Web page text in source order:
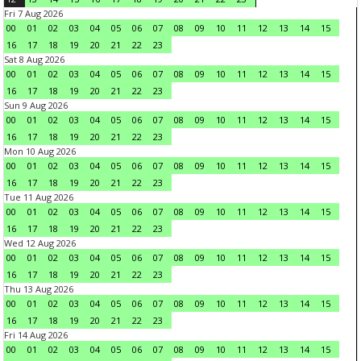
Fri 7 Aug 2026
00
01 02 03 04 05 06 07 08 09 10 11 12 13 14
15
16
17 18 19 20 21 22
23
Sat 8 Aug 2026
00
01 02 03 04 05 06 07 08 09 10 11 12 13 14
15
16
17 18 19 20 21 22
23
Sun 9 Aug 2026
00
01 02 03 04 05 06 07 08 09 10 11 12 13 14
15
16
17 18 19 20 21 22
23
Mon 10 Aug 2026
00
01 02 03 04 05 06 07 08 09 10 11 12 13 14
15
16
17 18 19 20 21 22
23
Tue 11 Aug 2026
00
01 02 03 04 05 06 07 08 09 10 11 12 13 14
15
16
17 18 19 20 21 22
23
Wed 12 Aug 2026
00
01 02 03 04 05 06 07 08 09 10 11 12 13 14
15
16
17 18 19 20 21 22
23
Thu 13 Aug 2026
00
01 02 03 04 05 06 07 08 09 10 11 12 13 14
15
16
17 18 19 20 21 22
23
Fri 14 Aug 2026
00
01 02 03 04 05 06 07 08 09 10 11 12 13 14
15